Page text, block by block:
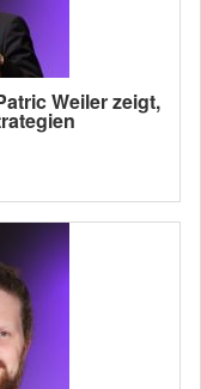
Weiler zeigt,